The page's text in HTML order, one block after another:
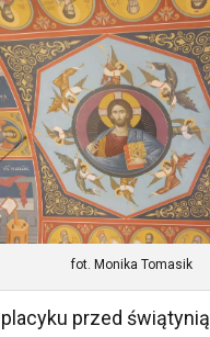
fot. Monika Tomasik
przed